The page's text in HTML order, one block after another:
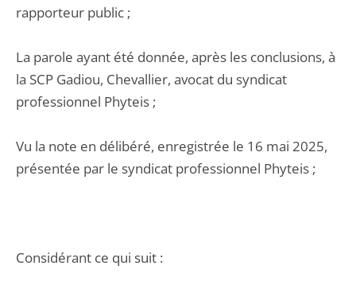
rapporteur public ;
La parole ayant été donnée, après les conclusions, à
la SCP Gadiou, Chevallier, avocat du syndicat
professionnel Phyteis ;
Vu la note en délibéré, enregistrée le 16 mai 2025,
présentée par le syndicat professionnel Phyteis ;
Considérant ce qui suit :